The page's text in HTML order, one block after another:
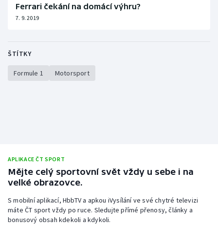
Ferrari čekání na domácí výhru?
7. 9. 2019
ŠTÍTKY
Formule 1 Motorsport
APLIKACE ČT SPORT
Mějte celý sportovní svět vždy u sebe i na
velké obrazovce.
S mobilní aplikací, HbbTV a apkou iVysílání ve své chytré televizi
máte ČT sport vždy po ruce. Sledujte přímé přenosy, články a
bonusový obsah kdekoli a kdykoli.